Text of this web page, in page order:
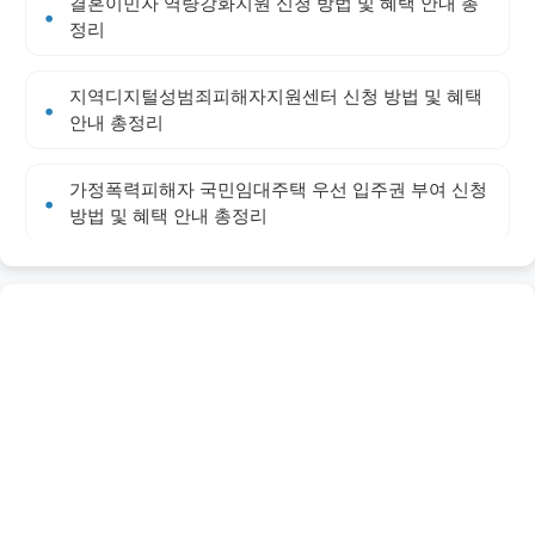
정리
지역디지털성범죄피해자지원센터 신청 방법 및 혜택
안내 총정리
가정폭력피해자 국민임대주택 우선 입주권 부여 신청
방법 및 혜택 안내 총정리